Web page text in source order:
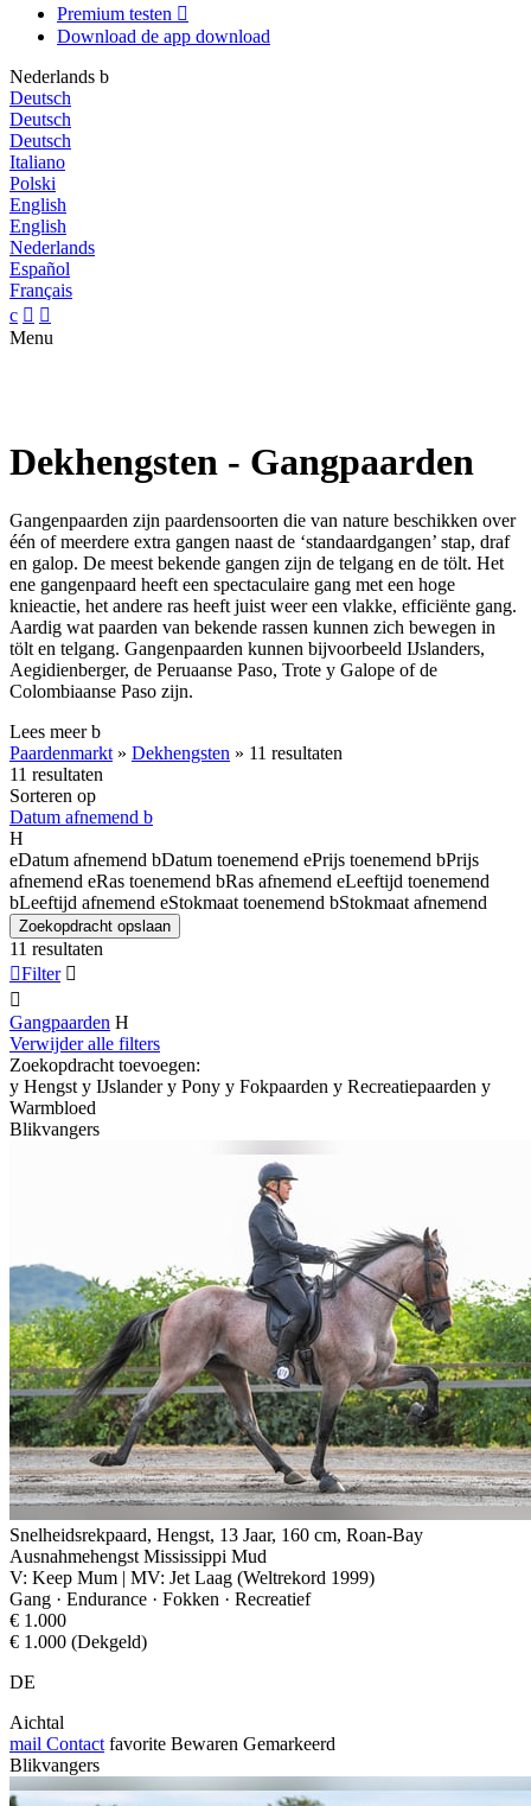
Premium testen 
Download de app download
Nederlands b
Deutsch
Deutsch
Deutsch
Italiano
Polski
English
English
Nederlands
Español
Français
c  
Menu
Dekhengsten - Gangpaarden
Gangenpaarden zijn paardensoorten die van nature beschikken over
één of meerdere extra gangen naast de ‘standaardgangen’ stap, draf
en galop. De meest bekende gangen zijn de telgang en de tölt. Het
ene gangenpaard heeft een spectaculaire gang met een hoge
knieactie, het andere ras heeft juist weer een vlakke, efficiënte gang.
Aardig wat paarden van bekende rassen kunnen zich bewegen in
tölt en telgang. Gangenpaarden kunnen bijvoorbeeld IJslanders,
Aegidienberger, de Peruaanse Paso, Trote y Galope of de
Colombiaanse Paso zijn.
Lees meerb
Paardenmarkt » Dekhengsten » 11 resultaten
11 resultaten
Sorteren op
Datum afnemend b
H
eDatum afnemend bDatum toenemend ePrijs toenemend bPrijs
afnemend eRas toenemend bRas afnemend eLeeftijd toenemend
bLeeftijd afnemend eStokmaat toenemend bStokmaat afnemend
Zoekopdracht opslaan
11 resultaten
Filter 

Gangpaarden H
Verwijder alle filters
Zoekopdracht toevoegen:
y Hengst y IJslander y Pony y Fokpaarden y Recreatiepaarden y
Warmbloed
Blikvangers
Snelheidsrekpaard, Hengst, 13 Jaar, 160 cm, Roan-Bay
Ausnahmehengst Mississippi Mud
V: Keep Mum | MV: Jet Laag (Weltrekord 1999)
Gang · Endurance · Fokken · Recreatief
€ 1.000
€ 1.000 (Dekgeld)
DE
Aichtal
mail Contact favorite Bewaren Gemarkeerd
Blikvangers